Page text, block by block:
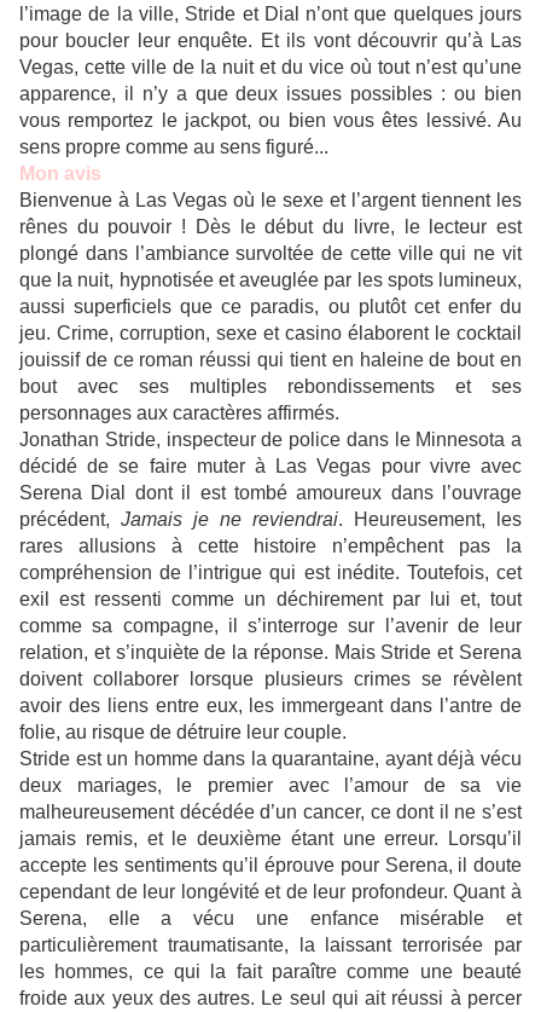
l’image de la ville, Stride et Dial n’ont que quelques jours
pour boucler leur enquête. Et ils vont découvrir qu’à Las
Vegas, cette ville de la nuit et du vice où tout n’est qu’une
apparence, il n’y a que deux issues possibles : ou bien
vous remportez le jackpot, ou bien vous êtes lessivé. Au
sens propre comme au sens figuré...
Mon avis
Bienvenue à Las Vegas où le sexe et l’argent tiennent les
rênes du pouvoir ! Dès le début du livre, le lecteur est
plongé dans l’ambiance survoltée de cette ville qui ne vit
que la nuit, hypnotisée et aveuglée par les spots lumineux,
aussi superficiels que ce paradis, ou plutôt cet enfer du
jeu. Crime, corruption, sexe et casino élaborent le cocktail
jouissif de ce roman réussi qui tient en haleine de bout en
bout avec ses multiples rebondissements et ses
personnages aux caractères affirmés.
Jonathan Stride, inspecteur de police dans le Minnesota a
décidé de se faire muter à Las Vegas pour vivre avec
Serena Dial dont il est tombé amoureux dans l’ouvrage
précédent, Jamais je ne reviendrai. Heureusement, les
rares allusions à cette histoire n’empêchent pas la
compréhension de l’intrigue qui est inédite. Toutefois, cet
exil est ressenti comme un déchirement par lui et, tout
comme sa compagne, il s’interroge sur l’avenir de leur
relation, et s’inquiète de la réponse. Mais Stride et Serena
doivent collaborer lorsque plusieurs crimes se révèlent
avoir des liens entre eux, les immergeant dans l’antre de
folie, au risque de détruire leur couple.
Stride est un homme dans la quarantaine, ayant déjà vécu
deux mariages, le premier avec l’amour de sa vie
malheureusement décédée d’un cancer, ce dont il ne s’est
jamais remis, et le deuxième étant une erreur. Lorsqu’il
accepte les sentiments qu’il éprouve pour Serena, il doute
cependant de leur longévité et de leur profondeur. Quant à
Serena, elle a vécu une enfance misérable et
particulièrement traumatisante, la laissant terrorisée par
les hommes, ce qui la fait paraître comme une beauté
froide aux yeux des autres. Le seul qui ait réussi à percer